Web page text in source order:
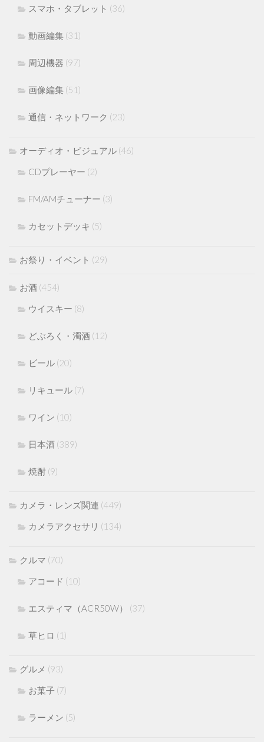
スマホ・タブレット (36)
動画編集 (31)
周辺機器 (97)
画像編集 (51)
通信・ネットワーク (23)
オーディオ・ビジュアル (46)
CDプレーヤー (2)
FM/AMチューナー (3)
カセットデッキ (5)
お祭り・イベント (29)
お酒 (454)
ウイスキー (8)
どぶろく・濁酒 (12)
ビール (20)
リキュール (7)
ワイン (10)
日本酒 (389)
焼酎 (9)
カメラ・レンズ関連 (449)
カメラアクセサリ (134)
クルマ (70)
アコード (10)
エスティマ（ACR50W） (37)
草ヒロ (1)
グルメ (93)
お菓子 (7)
ラーメン (5)